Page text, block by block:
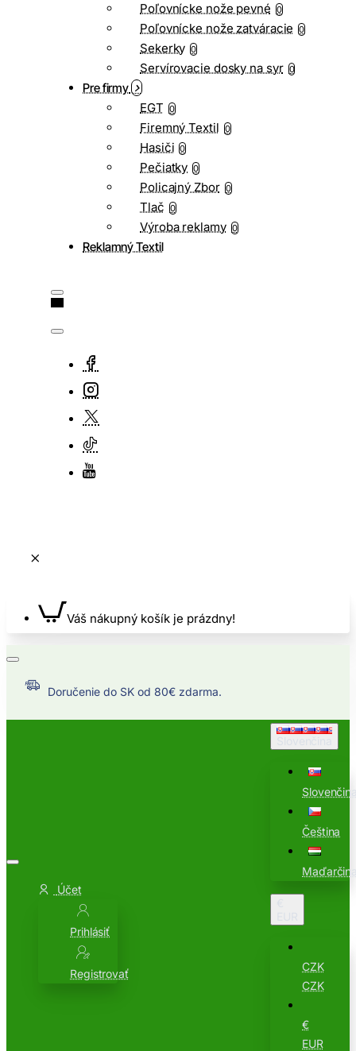
Poľovnícke nože pevné 0
Poľovnícke nože zatváracie 0
Sekerky 0
Servírovacie dosky na syr 0
Pre firmy
EGT 0
Firemný Textil 0
Hasiči 0
Pečiatky 0
Policajný Zbor 0
Tlač 0
Výroba reklamy 0
Reklamný Textil
Váš nákupný košík je prázdny!
Doručenie do SK od 80€ zdarma.
Účet
Prihlásiť
Registrovať
Čeština
CZK
CZK
€
EUR